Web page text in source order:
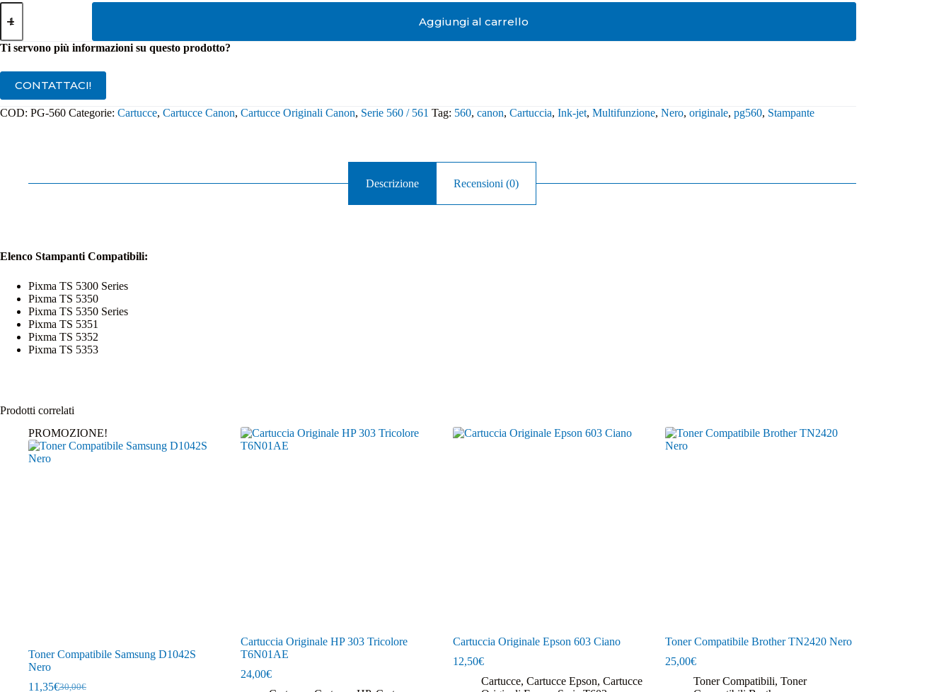
Cartuccia
Originale
Nero
PG-
Aggiungi al carrello
Ti servono più informazioni su questo prodotto?
CONTATTACI!
COD: PG-560 Categorie: Cartucce, Cartucce Canon, Cartucce Originali Canon, Serie 560 / 561 Tag: 560, canon, Cartuccia, Ink-jet, Multifunzione, Nero, originale, pg560, Stampante
Descrizione Recensioni (0)
Elenco Stampanti Compatibili:
Pixma TS 5300 Series
Pixma TS 5350
Pixma TS 5350 Series
Pixma TS 5351
Pixma TS 5352
Pixma TS 5353
Prodotti correlati
PROMOZIONE!
Toner Compatibile Samsung D1042S
Nero
30,00€
11,35€
Cartuccia Originale HP 303 Tricolore
T6N01AE
24,00€
Cartuccia Originale Epson 603 Ciano
12,50€
Cartucce, Cartucce Epson, Cartucce
Toner Compatibile Brother TN2420 Nero
25,00€
Toner Compatibili, Toner